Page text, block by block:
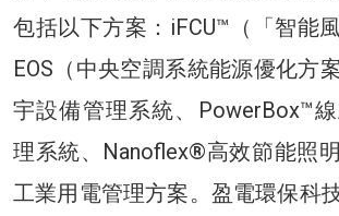
包括以下方案：iFCU™（「智能
EOS（中央空調系統能源優化方
宇設備管理系統、PowerBox™
理系統、Nanoflex®高效節能照
工業用電管理方案。盈電環保科